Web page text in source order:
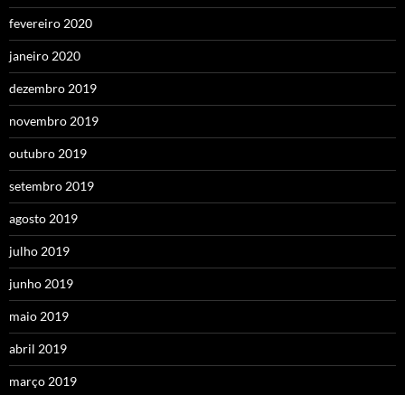
fevereiro 2020
janeiro 2020
dezembro 2019
novembro 2019
outubro 2019
setembro 2019
agosto 2019
julho 2019
junho 2019
maio 2019
abril 2019
março 2019